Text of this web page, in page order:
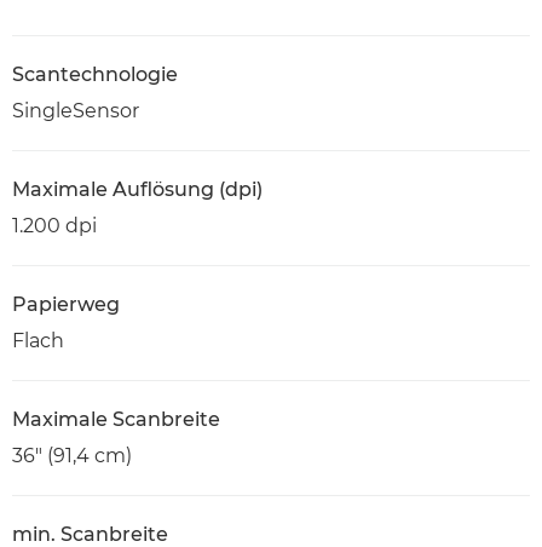
Scantechnologie
SingleSensor
Maximale Auflösung (dpi)
1.200 dpi
Papierweg
Flach
Maximale Scanbreite
36" (91,4 cm)
min. Scanbreite